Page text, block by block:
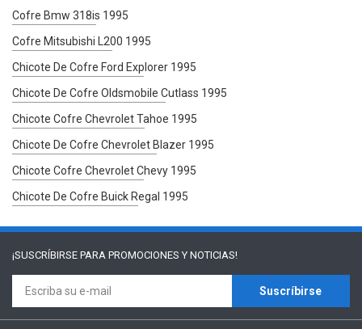
Cofre Bmw 318is 1995
Cofre Mitsubishi L200 1995
Chicote De Cofre Ford Explorer 1995
Chicote De Cofre Oldsmobile Cutlass 1995
Chicote Cofre Chevrolet Tahoe 1995
Chicote De Cofre Chevrolet Blazer 1995
Chicote Cofre Chevrolet Chevy 1995
Chicote De Cofre Buick Regal 1995
¡SUSCRÍBIRSE PARA PROMOCIONES Y NOTICIAS!
Suscríbirse